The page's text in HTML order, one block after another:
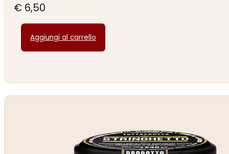
€ 6,50
Aggiungi al carrello